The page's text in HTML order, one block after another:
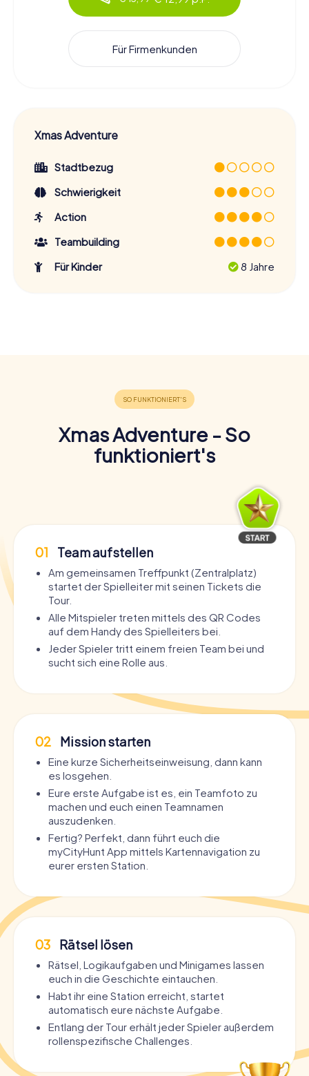
Für Firmenkunden
Xmas Adventure
Stadtbezug
Schwierigkeit
Action
Teambuilding
Für Kinder
8 Jahre
Xmas Adventure - So
funktioniert's
01 Team aufstellen
Am gemeinsamen Treffpunkt (Zentralplatz)
startet der Spielleiter mit seinen Tickets die
Tour.
Alle Mitspieler treten mittels des QR Codes
auf dem Handy des Spielleiters bei.
Jeder Spieler tritt einem freien Team bei und
sucht sich eine Rolle aus.
02 Mission starten
Eine kurze Sicherheitseinweisung, dann kann
es losgehen.
Eure erste Aufgabe ist es, ein Teamfoto zu
machen und euch einen Teamnamen
auszudenken.
Fertig? Perfekt, dann führt euch die
myCityHunt App mittels Kartennavigation zu
eurer ersten Station.
03 Rätsel lösen
Rätsel, Logikaufgaben und Minigames lassen
euch in die Geschichte eintauchen.
Habt ihr eine Station erreicht, startet
automatisch eure nächste Aufgabe.
Entlang der Tour erhält jeder Spieler außerdem
rollenspezifische Challenges.